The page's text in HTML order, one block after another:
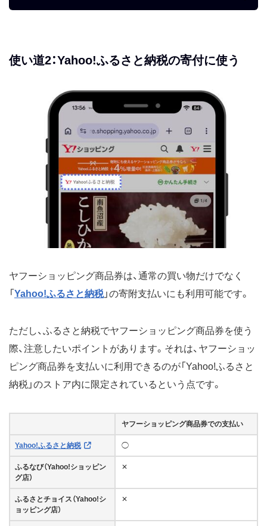
使い道2：Yahoo!ふるさと納税の寄付に使う
ヤフーショッピング商品券は、通常の買い物だけでなく
「 Yahoo!ふるさと納税」の寄附支払いにも利用可能です。
ただし、ふるさと納税でヤフーショッピング商品券を使う
際、注意したいポイントがあります。それは、ヤフーショッ
ピング商品券を支払いに利用できるのが「Yahoo!ふるさと
納税」のストア内に限定されているという点です。
ヤフーショッピング商品券での支払い
Yahoo!ふるさと納税 ◯
ふるなび（Yahoo!ショッピン
グ店）
✕
ふるさとチョイス（Yahoo!シ
ョッピング店）
✕